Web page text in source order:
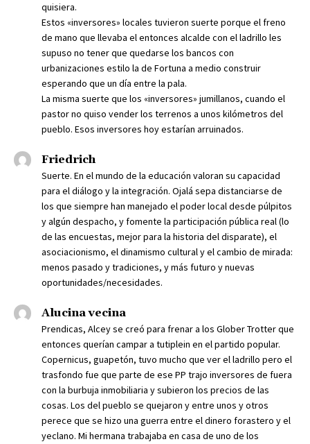
quisiera.
Estos «inversores» locales tuvieron suerte porque el freno
de mano que llevaba el entonces alcalde con el ladrillo les
supuso no tener que quedarse los bancos con
urbanizaciones estilo la de Fortuna a medio construir
esperando que un día entre la pala.
La misma suerte que los «inversores» jumillanos, cuando el
pastor no quiso vender los terrenos a unos kilómetros del
pueblo. Esos inversores hoy estarían arruinados.
Friedrich
Suerte. En el mundo de la educación valoran su capacidad
para el diálogo y la integración. Ojalá sepa distanciarse de
los que siempre han manejado el poder local desde púlpitos
y algún despacho, y fomente la participación pública real (lo
de las encuestas, mejor para la historia del disparate), el
asociacionismo, el dinamismo cultural y el cambio de mirada:
menos pasado y tradiciones, y más futuro y nuevas
oportunidades/necesidades.
Alucina vecina
Prendicas, Alcey se creó para frenar a los Glober Trotter que
entonces querían campar a tutiplein en el partido popular.
Copernicus, guapetón, tuvo mucho que ver el ladrillo pero el
trasfondo fue que parte de ese PP trajo inversores de fuera
con la burbuja inmobiliaria y subieron los precios de las
cosas. Los del pueblo se quejaron y entre unos y otros
perece que se hizo una guerra entre el dinero forastero y el
yeclano. Mi hermana trabajaba en casa de uno de los